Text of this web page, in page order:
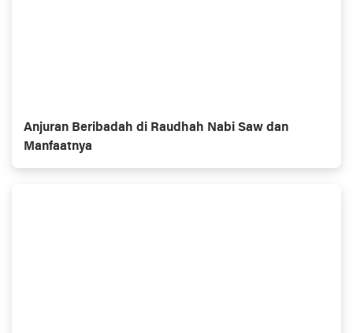
Anjuran Beribadah di Raudhah Nabi Saw dan
Manfaatnya